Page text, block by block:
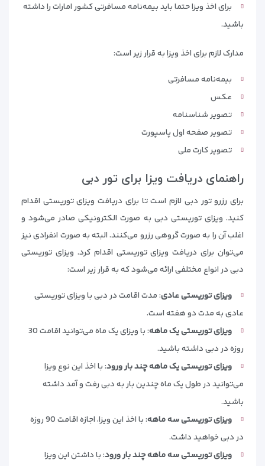
برای اخذ ویزا حتما باید بیمه‌نامه مسافرتی کشور امارات را داشته
باشید.
مدارک لازم برای اخذ ویزا به قرار زیر است:
بیمه‌نامه مسافرتی
عکس
تصویر شناسنامه
تصویر صفحه اول پاسپورت
تصویر کارت ملی
راهنمای دریافت ویزا برای تور دبی
برای رزرو تور دبی لازم است تا برای دریافت ویزای توریستی اقدام
کنید. ویزای توریستی دبی به صورت الکترونیکی صادر می‌شود و
اغلب آن را به صورت گروهی رزرو می‌کنند. البته به صورت انفرادی نیز
می‌توان برای دریافت ویزای توریستی اقدام کرد. ویزای توریستی
دبی در انواع مختلفی ارائه می‌شود که به قرار زیر است:
ویزای توریستی عادی: مدت اقامت در دبی با ویزای توریستی
عادی به مدت دو هفته است.
ویزای توریستی یک ماهه
: با ویزای یک ماه می‌توانید اقامت 30
روزه در دبی داشته باشید.
ویزای توریستی یک ماهه چند بار ورود: با اخذ این نوع ویزا
می‌توانید در طول یک ماه چندین بار به دبی رفت و آمد داشته
باشید.
ویزای توریستی سه ماهه
: با اخذ این ویزا، اجازه اقامت 90 روزه
در دبی خواهید داشت.
ویزای توریستی سه ماهه چند بار ورود: با داشتن این ویزا